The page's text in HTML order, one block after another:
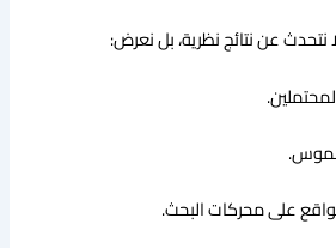
على محركات البحث.